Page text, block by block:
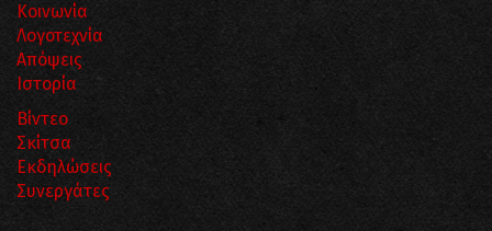
Κοινωνία
Λογοτεχνία
Απόψεις
Ιστορία
Βίντεο
Σκίτσα
Εκδηλώσεις
Συνεργάτες